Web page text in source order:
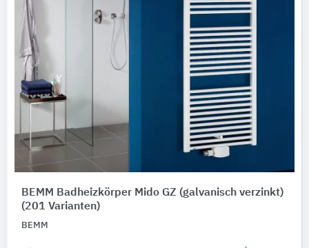
BEMM Badheizkörper Mido GZ (galvanisch verzinkt)
(201 Varianten)
BEMM